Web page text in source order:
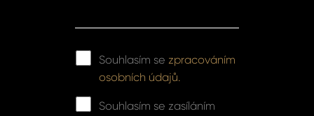
Souhlasím se zpracováním
osobních údajů.
Souhlasím se zasíláním